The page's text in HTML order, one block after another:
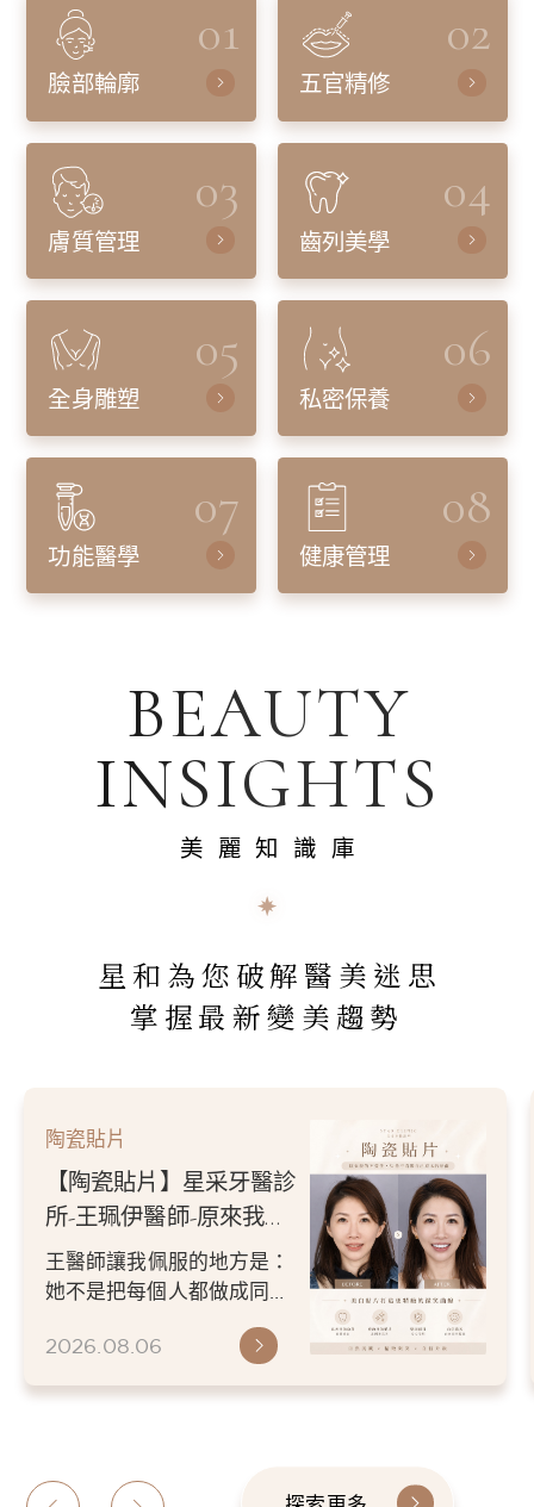
01
臉部輪廓
02
五官精修
03
膚質管理
04
齒列美學
05
全身雕塑
06
私密保養
07
功能醫學
08
健康管理
BEAUTY
INSIGHTS
美麗知識庫
星和為您破解醫美迷思
掌握最新變美趨勢
陶瓷貼片
【陶瓷貼片】星采牙醫診
所-王珮伊醫師-從門牙縫
到自信笑容：美白貼片打
造更精緻的微笑曲線
王珮伊醫師在規劃貼片時，
除了考量牙齒本身條件，也
微笑方式等細節出發，協助
2026.06.26